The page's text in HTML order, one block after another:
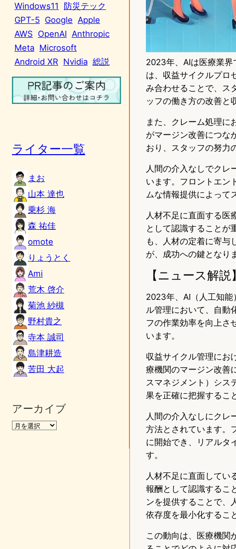
Windows11
防災テック
GPT-5 Google Apple
AWS OpenAI Anthropic
Meta Microsoft
Android XR Nvidia 総説
ライター一覧
まお
山本 達也
乗杉 海
森 祐佳
omote
りょうとく
Ami
荒木 啓介
菊池 紗槻
野村貴之
寺本 誠司
島津耕造
苦田 大起
アーカイブ
2023年、AIは医療業
は、収益サイクルプロ
み合わせることで、ス
ッフの働き方の改善と
また、クレーム処理に
がマージン改善につな
おり、スタッフの努力
人間の介入なしでクレ
います。フロントエン
ムな情報提供によって
人材不足に直面する医
として認識することが
も、人材の定着に寄与
が、成功への鍵となり
【ニュース解説】
2023年、AI（人工知能
ル管理において、自動
フの作業効率を向上さ
います。
収益サイクル管理にお
療機関のマージン改善
スマネジメント）シス
果を正確に把握するこ
人間の介入なしにクレ
方法とされています。
に開始でき、リアルタ
す。
人材不足に直面してい
報酬として認識するこ
ンを提供することで、
依存度を最小化するこ
この動向は、医療機関